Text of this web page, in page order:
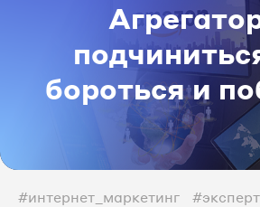
бороться и
#интернет_маркетинг